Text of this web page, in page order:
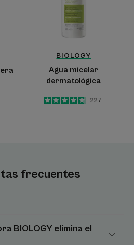
BIOLOGY
Agua micelar
dermatológica
4.8
/
5
227
frecuentes
BIOLOGY elimina el